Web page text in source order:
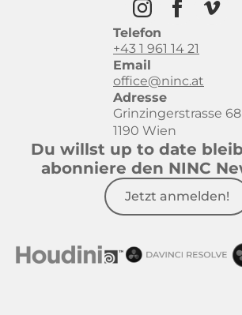
Telefon
+43 1 961 14 21
Email
office@ninc.at
Adresse
Grinzingerstrasse 68
1190 Wien
Du willst up to date
abonniere den NINC
Jetzt anmelden!